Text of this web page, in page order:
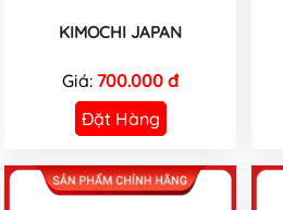
KIMOCHI JAPAN
Giá: 700.000 đ
Đặt Hàng